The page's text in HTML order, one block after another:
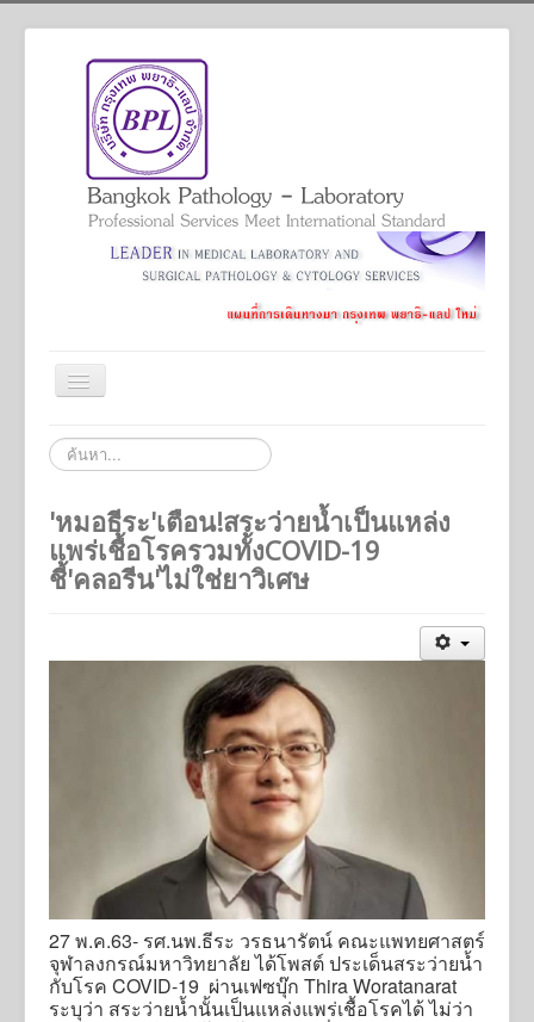
สลับ
เน
เก
ชั่น
Home
Academic And Professional
Activities
นโยบายคุ้มครองข้อมูลส่วนบุคคล
นโยบายการคุ้มครองข้อมูลส่วนบุคคล การบริการ Online
ค้นหา...
'หมอธีระ'เตือน!สระว่ายน้ำเป็นแหล่ง
แพร่เชื้อโรครวมทั้งCOVID-19
ชี้'คลอรีน'ไม่ใช่ยาวิเศษ
27 พ.ค.63- รศ.นพ.ธีระ วรธนารัตน์ คณะแพทยศาสตร์
จุฬาลงกรณ์มหาวิทยาลัย ได้โพสต์ ประเด็นสระว่ายน้ำ
กับโรค COVID-19 ผ่านเฟซบุ๊ก Thira Woratanarat
ระบุว่า สระว่ายน้ำนั้นเป็นแหล่งแพร่เชื้อโรคได้ ไม่ว่า